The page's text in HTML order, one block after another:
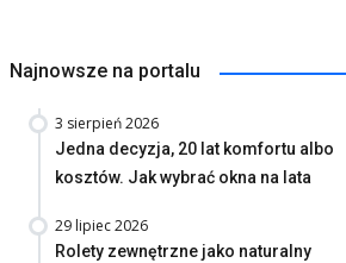
Najnowsze na portalu
3 sierpień 2026
Jedna decyzja, 20 lat komfortu albo
kosztów. Jak wybrać okna na lata
29 lipiec 2026
Rolety zewnętrzne jako naturalny